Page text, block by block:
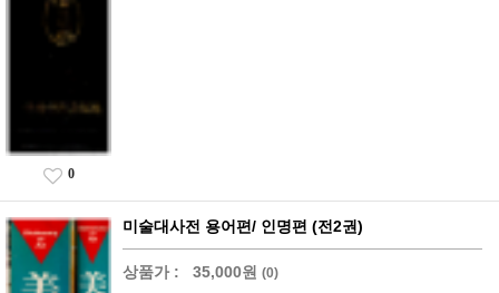
0
미술대사전 용어편/ 인명편 (전2권)
상품가 : 35,000원 (0)